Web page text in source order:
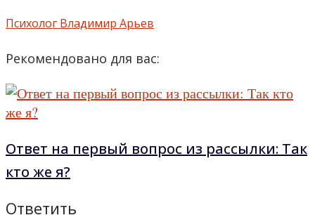
Психолог Владимир Арьев
Рекомендовано для вас:
Ответ на первый вопрос из рассылки: Так
кто же я?
Ответить